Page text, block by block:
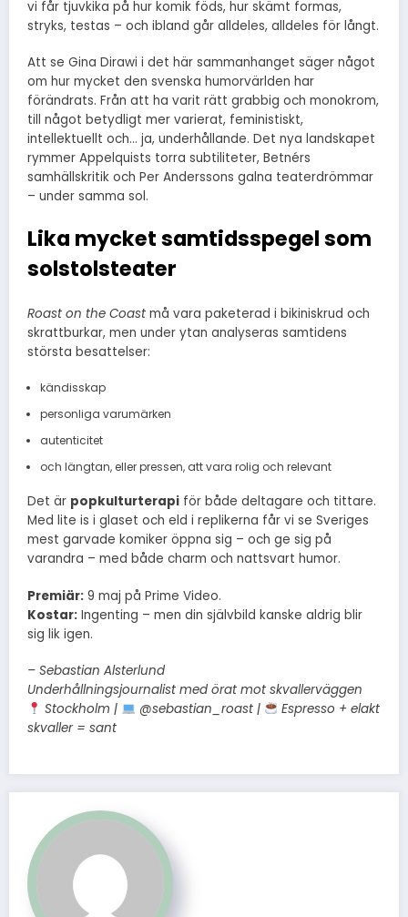
vi får tjuvkika på hur komik föds, hur skämt formas,
stryks, testas – och ibland går alldeles, alldeles för långt.
Att se Gina Dirawi i det här sammanhanget säger något
om hur mycket den svenska humorvärlden har
förändrats. Från att ha varit rätt grabbig och monokrom,
till något betydligt mer varierat, feministiskt,
intellektuellt och… ja, underhållande. Det nya landskapet
rymmer Appelquists torra subtiliteter, Betnérs
samhällskritik och Per Anderssons galna teaterdrömmar
– under samma sol.
Lika mycket samtidsspegel som
solstolsteater
Roast on the Coast må vara paketerad i bikiniskrud och
skrattburkar, men under ytan analyseras samtidens
största besattelser:
kändisskap
personliga varumärken
autenticitet
och längtan, eller pressen, att vara rolig och relevant
Det är popkulturterapi för både deltagare och tittare.
Med lite is i glaset och eld i replikerna får vi se Sveriges
mest garvade komiker öppna sig – och ge sig på
varandra – med både charm och nattsvart humor.
Premiär: 9 maj på Prime Video.
Kostar: Ingenting – men din självbild kanske aldrig blir
sig lik igen.
– Sebastian Alsterlund
Underhållningsjournalist med örat mot skvallerväggen
Stockholm |
@sebastian_roast |
Espresso + elakt
skvaller = sant